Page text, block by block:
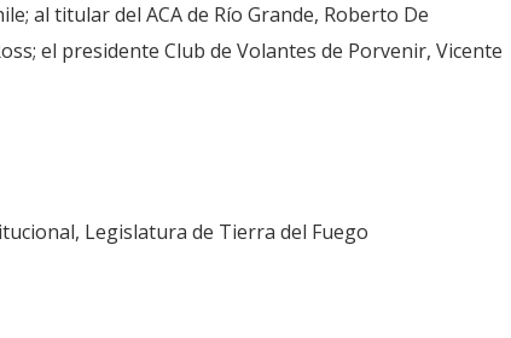
al titular del ACA de Río Grande, Roberto De
el presidente Club de Volantes de Porvenir, Vicente
Legislatura de Tierra del Fuego